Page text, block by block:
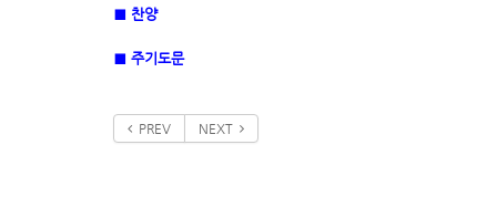
■ 찬양
■ 주기도문
PREV NEXT